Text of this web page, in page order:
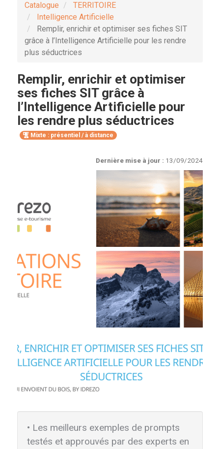
Catalogue
TERRITOIRE
Intelligence Artificielle
Remplir, enrichir et optimiser ses fiches SIT
grâce à l’Intelligence Artificielle pour les rendre
plus séductrices
Remplir, enrichir et optimiser
ses fiches SIT grâce à
l’Intelligence Artificielle pour
les rendre plus séductrices
Mixte : présentiel / à distance
Dernière mise à jour : 13/09/2024
• Les meilleurs exemples de prompts
testés et approuvés par des experts en